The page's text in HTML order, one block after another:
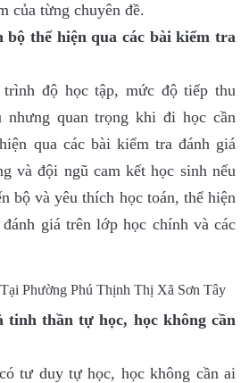
của từng chuyên đề.
bộ thể hiện qua các bài kiểm tra
độ học tập, mức độ tiếp thu
nhưng quan trọng khi đi học cần
qua các bài kiểm tra đánh giá
và đội ngũ cam kết học sinh nếu
bộ và yêu thích học toán, thể hiện
giá trên lớp học chính và các
tinh thần tự học, học không cần
tư duy tự học, học không cần ai